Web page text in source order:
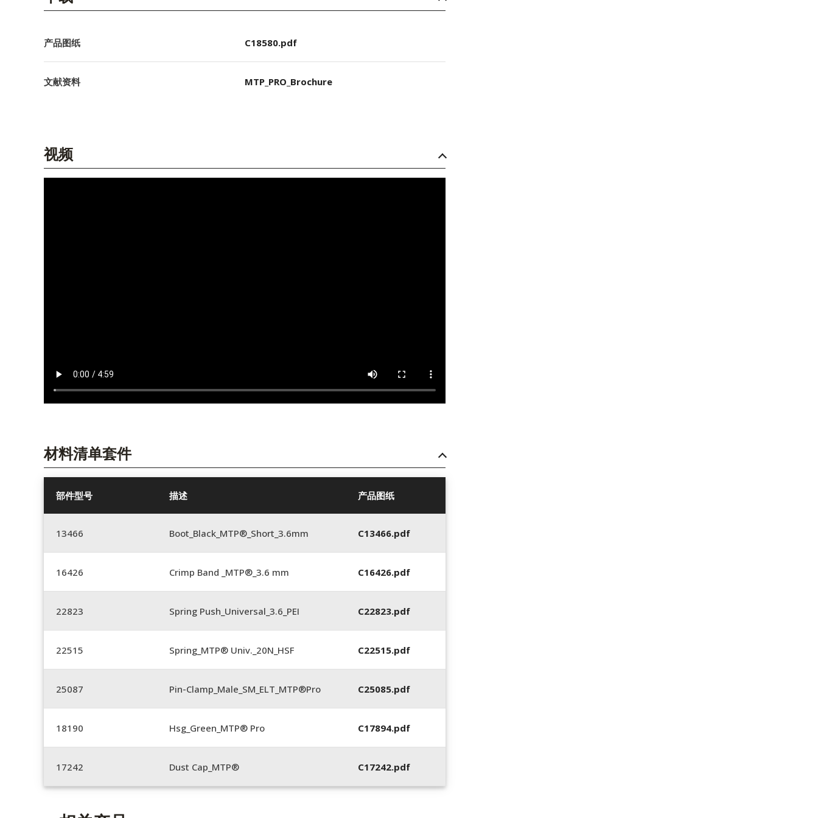
产品图纸 C18580.pdf
文献资料 MTP_PRO_Brochure
视频
材料清单套件
部件型号 描述 产品图纸
13466 Boot_Black_MTP®_Short_3.6mm C13466.pdf
16426 Crimp Band _MTP®_3.6 mm C16426.pdf
22823 Spring Push_Universal_3.6_PEI C22823.pdf
22515 Spring_MTP® Univ._20N_HSF C22515.pdf
25087 Pin-Clamp_Male_SM_ELT_MTP®Pro C25085.pdf
18190 Hsg_Green_MTP® Pro C17894.pdf
17242 Dust Cap_MTP® C17242.pdf